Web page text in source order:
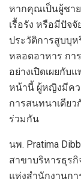
หากคุณเป็นผู้ชา
เรื้อรัง หรือมีปัจ
ประวัติการสูบบุห
หลอดอาหาร ก
อย่างเปิดเผยกับ
หน้านี้ ผู้หญิงมีคว
การสนทนาเดีย
ร่วมกัน
นพ. Pratima
สาขาบริหารธุรกิ
แห่งสำนักงานก